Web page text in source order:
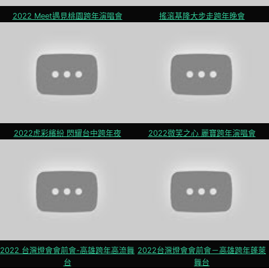
2022 Meet遇見桃園跨年演唱會 搖滾基隆大步走跨年晚會
2022虎彩繽紛 閃耀台中跨年夜 2022微笑之心 麗寶跨年演唱會
2022 台灣燈會會前會-高雄跨年高流舞
台
2022台灣燈會會前會－高雄跨年蓬萊
舞台